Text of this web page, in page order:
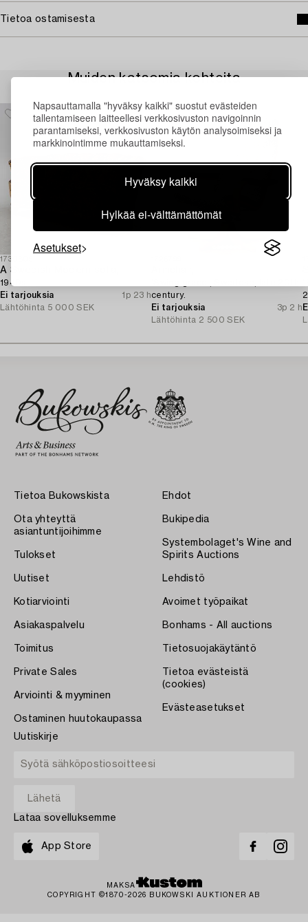
Napsauttamalla "hyväksy kaikki" suostut evästeiden
tallentamiseen laitteellesi verkkosivuston navigoinnin
parantamiseksi, verkkosivuston käytön analysoimiseksi ja
markkinointimme mukauttamiseksi.
Hyväksy kaikki
Hylkää ei-välttämättömät
Asetukset
Tietoa ostamisesta
Muiden katsomia kohteita
1730805
A Swedish Modern sofa,
1940s.
Ei tarjouksia
1p 23 h
Lähtöhinta 5 000 SEK
century.
Ei tarjouksia
3p 2 h
Lähtöhinta 2 500 SEK
Tietoa Bukowskista
Ota yhteyttä
asiantuntijoihimme
Tulokset
Uutiset
Kotiarviointi
Asiakaspalvelu
Toimitus
Private Sales
Arviointi & myyminen
Ostaminen huutokaupassa
Ehdot
Bukipedia
Systembolaget's Wine and
Spirits Auctions
Lehdistö
Avoimet työpaikat
Bonhams - All auctions
Tietosuojakäytäntö
Tietoa evästeistä
(cookies)
Evästeasetukset
Uutiskirje
Lataa sovelluksemme
App Store
MAKSA
COPYRIGHT ©1870-2026 BUKOWSKI AUKTIONER AB